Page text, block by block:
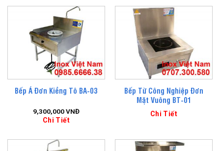
Bếp Á Đơn Kiềng Tô BA-03
9,300,000VNĐ
Chi Tiết
Bếp Từ Công Nghiệp Đơn
Mặt Vuông BT-01
Chi Tiết